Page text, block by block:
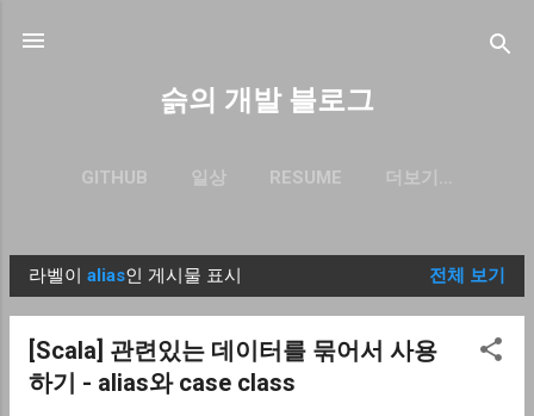
슭의 개발 블로그
GITHUB 일상 RESUME 더보기…
글
라벨이 alias인 게시물 표시 전체 보기
[Scala] 관련있는 데이터를 묶어서 사용
하기 - alias와 case class